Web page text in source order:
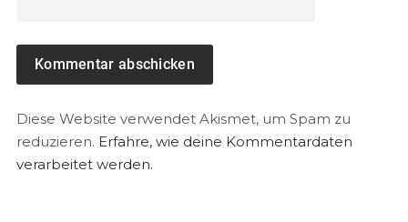
Diese Website verwendet Akismet, um Spam zu
reduzieren. Erfahre, wie deine Kommentardaten
verarbeitet werden.